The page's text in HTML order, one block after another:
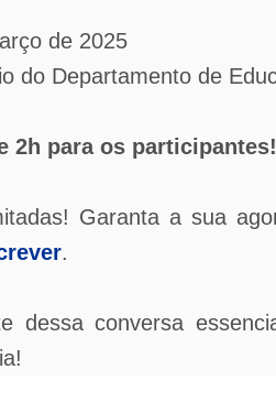
de 2025
do Departamento de
2h para os participantes!
Garanta a sua
.
dessa conversa